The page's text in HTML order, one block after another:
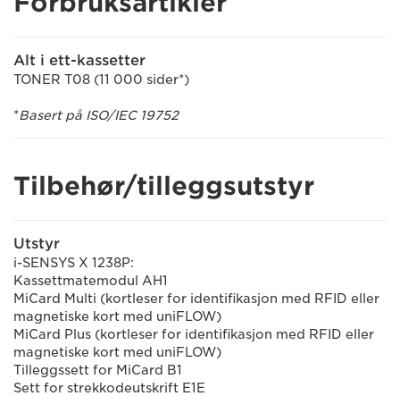
Alt i ett-kassetter
TONER T08 (11 000 sider*)
*Basert på ISO/IEC 19752
Tilbehør/tilleggsutstyr
Utstyr
i-SENSYS X 1238P:
Kassettmatemodul AH1
MiCard Multi (kortleser for identifikasjon med RFID eller
magnetiske kort med uniFLOW)
MiCard Plus (kortleser for identifikasjon med RFID eller
magnetiske kort med uniFLOW)
Tilleggssett for MiCard B1
Sett for strekkodeutskrift E1E